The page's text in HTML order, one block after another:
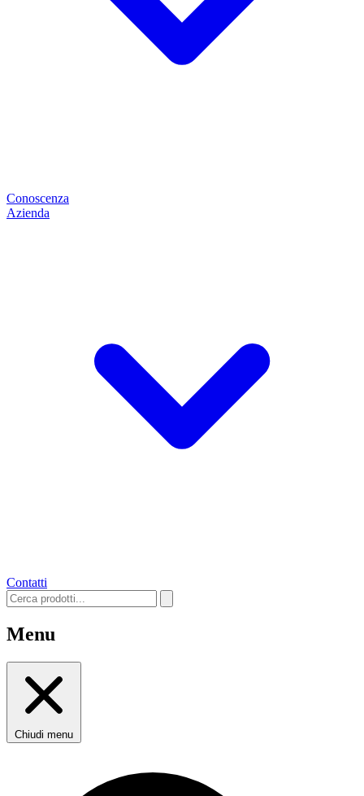
Conoscenza
Azienda
Contatti
Menu
Chiudi menu